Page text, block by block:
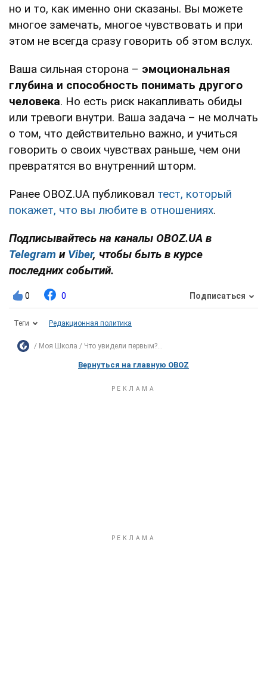
но и то, как именно они сказаны. Вы можете
многое замечать, многое чувствовать и при
этом не всегда сразу говорить об этом вслух.
Ваша сильная сторона – эмоциональная
глубина и способность понимать другого
человека. Но есть риск накапливать обиды
или тревоги внутри. Ваша задача – не молчать
о том, что действительно важно, и учиться
говорить о своих чувствах раньше, чем они
превратятся во внутренний шторм.
Ранее OBOZ.UA публиковал тест, который
покажет, что вы любите в отношениях.
Подписывайтесь на каналы OBOZ.UA в
Telegram и Viber, чтобы быть в курсе
последних событий.
0 0 Подписаться
Теги Редакционная политика
Моя Школа Что увидели первым?...
Вернуться на главную OBOZ